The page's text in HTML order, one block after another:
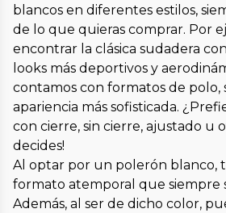
blancos en diferentes estilos,
de lo que quieras comprar. Por
encontrar la clásica sudadera
looks más deportivos y
contamos con formatos de polo,
apariencia más sofisticada.
con cierre, sin cierre, ajustado u
decides!
Al optar por un polerón blanco,
formato atemporal que siempre
Además, al ser de dicho color,